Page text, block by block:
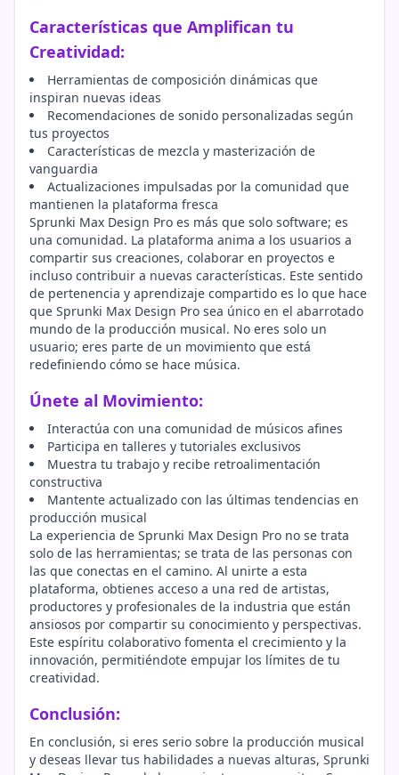
Características que Amplifican tu
Creatividad:
Herramientas de composición dinámicas que
inspiran nuevas ideas
Recomendaciones de sonido personalizadas según
tus proyectos
Características de mezcla y masterización de
vanguardia
Actualizaciones impulsadas por la comunidad que
mantienen la plataforma fresca
Sprunki Max Design Pro es más que solo software; es
una comunidad. La plataforma anima a los usuarios a
compartir sus creaciones, colaborar en proyectos e
incluso contribuir a nuevas características. Este sentido
de pertenencia y aprendizaje compartido es lo que hace
que Sprunki Max Design Pro sea único en el abarrotado
mundo de la producción musical. No eres solo un
usuario; eres parte de un movimiento que está
redefiniendo cómo se hace música.
Únete al Movimiento:
Interactúa con una comunidad de músicos afines
Participa en talleres y tutoriales exclusivos
Muestra tu trabajo y recibe retroalimentación
constructiva
Mantente actualizado con las últimas tendencias en
producción musical
La experiencia de Sprunki Max Design Pro no se trata
solo de las herramientas; se trata de las personas con
las que conectas en el camino. Al unirte a esta
plataforma, obtienes acceso a una red de artistas,
productores y profesionales de la industria que están
ansiosos por compartir su conocimiento y perspectivas.
Este espíritu colaborativo fomenta el crecimiento y la
innovación, permitiéndote empujar los límites de tu
creatividad.
Conclusión:
En conclusión, si eres serio sobre la producción musical
y deseas llevar tus habilidades a nuevas alturas, Sprunki